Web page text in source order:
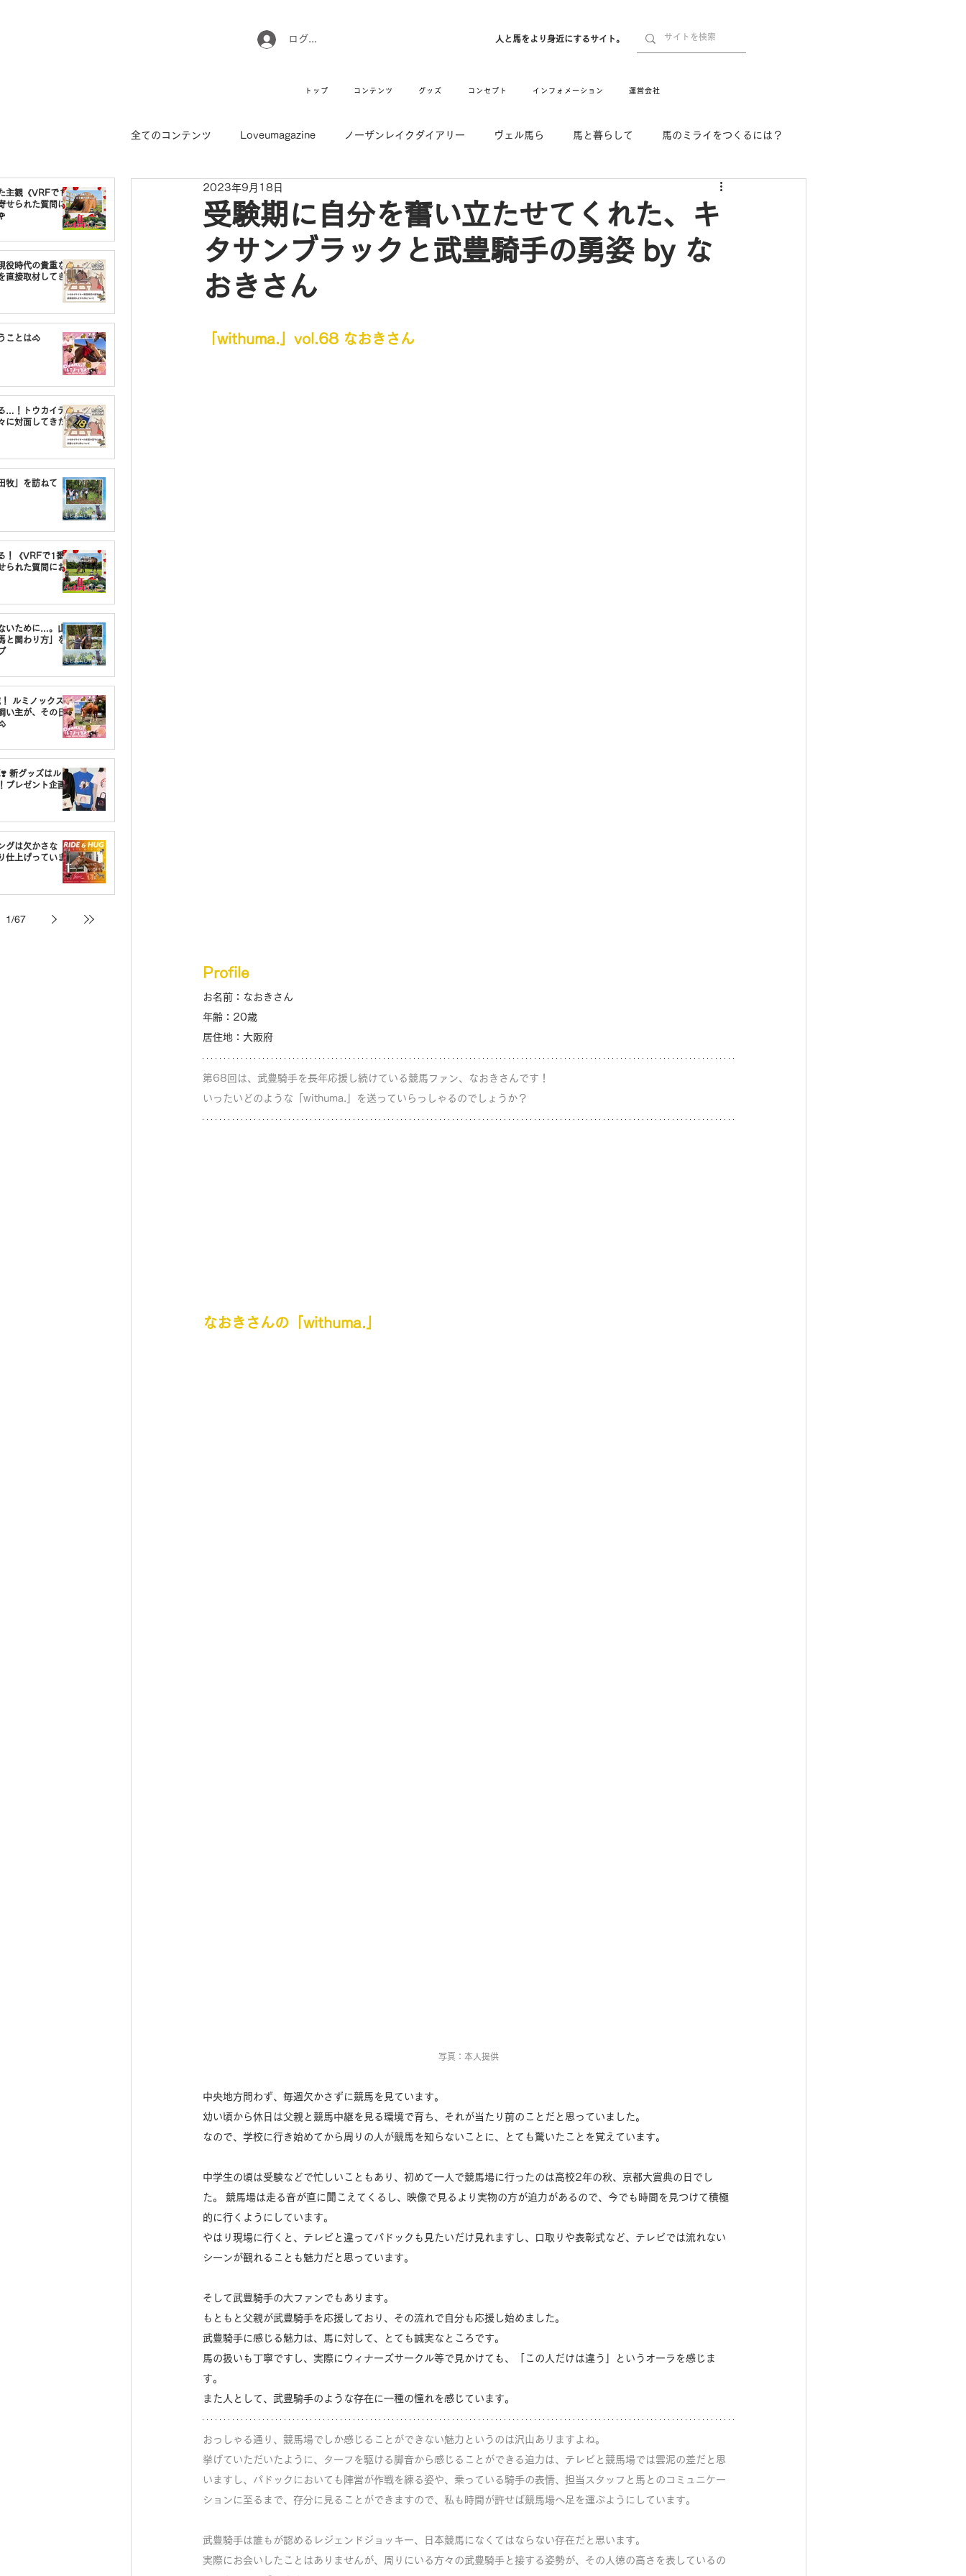
ログイン 人と馬をより身近にするサイト。
トップ コンテンツ グッズ コンセプト インフォメーション 運営会社
主観《VRFで1番
せられた質問に
役時代の貴重な
直接取材してき
ことは🐴
…！トウカイテ
に対面してきた
牧」を訪ねて
！《VRFで1番〇
られた質問にお
いために…。山
と関わり方」を
ルミノックスの
い主が、その日
新グッズはルミ
プレゼント企画
グは欠かさな
仕上げっていま
1/67
全てのコンテンツ Loveumagazine ノーザンレイクダイアリー ヴェル馬ら 馬と暮らして 馬のミライをつくるには？
ウマのお坊さん徒然日記
引退馬コレクション インフォメーション Movie New Long Hit
受験期に自分を奮い立たせてくれた、キ
タサンブラックと武豊騎手の勇姿 by な
おきさん
2023年9月18日
「withuma.」vol.68 なおきさん
Profile
お名前：なおきさん
年齢：20歳
居住地：大阪府
第68回は、武豊騎手を長年応援し続けている競馬ファン、なおきさんです！
いったいどのような「withuma.」を送っていらっしゃるのでしょうか？
なおきさんの「withuma.」
写真：本人提供
中央地方問わず、毎週欠かさずに競馬を見ています。
幼い頃から休日は父親と競馬中継を見る環境で育ち、それが当たり前のことだと思っていました。
なので、学校に行き始めてから周りの人が競馬を知らないことに、とても驚いたことを覚えています。
中学生の頃は受験などで忙しいこともあり、初めて一人で競馬場に行ったのは高校2年の秋、京都大賞典の日でし
た。 競馬場は走る音が直に聞こえてくるし、映像で見るより実物の方が迫力があるので、今でも時間を見つけて積極
的に行くようにしています。
やはり現場に行くと、テレビと違ってパドックも見たいだけ見れますし、口取りや表彰式など、テレビでは流れない
シーンが観れることも魅力だと思っています。
そして武豊騎手の大ファンでもあります。
もともと父親が武豊騎手を応援しており、その流れで自分も応援し始めました。
武豊騎手に感じる魅力は、馬に対して、とても誠実なところです。
馬の扱いも丁寧ですし、実際にウィナーズサークル等で見かけても、「この人だけは違う」というオーラを感じま
す。
また人として、武豊騎手のような存在に一種の憧れを感じています。
おっしゃる通り、競馬場でしか感じることができない魅力というのは沢山あリますよね。
挙げていただいたように、ターフを駆ける脚音から感じることができる迫力は、テレビと競馬場では雲泥の差だと思
いますし、パドックにおいても陣営が作戦を練る姿や、乗っている騎手の表情、担当スタッフと馬とのコミュニケー
ションに至るまで、存分に見ることができますので、私も時間が許せば競馬場へ足を運ぶようにしています。
武豊騎手は誰もが認めるレジェンドジョッキー、日本競馬になくてはならない存在だと思います。
実際にお会いしたことはありませんが、周りにいる方々の武豊騎手と接する姿勢が、その人徳の高さを表しているの